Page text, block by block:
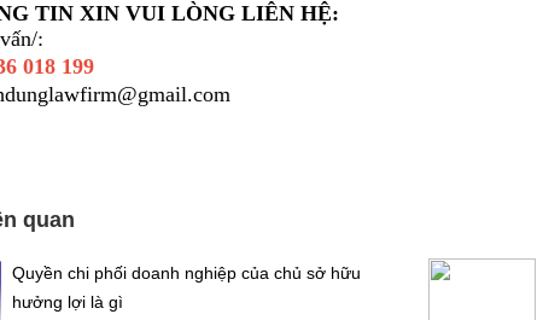
TIN XIN VUI LÒNG LIÊN HỆ:
:
018 199
quan
Quyền chi phối doanh nghiệp của chủ sở hữu
hưởng lợi là gì